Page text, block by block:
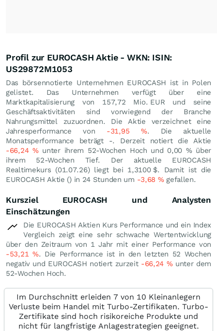
Profil zur EUROCASH Aktie - WKN: ISIN:
US29872M1053
Das börsennotierte Unternehmen EUROCASH ist in Polen
gelistet. Das Unternehmen verfügt über eine
Marktkapitalisierung von 157,72 Mio. EUR und seine
Geschäftsaktivitäten sind vorwiegend der Branche
Nahrungsmittel zuzuordnen. Die Aktie verzeichnet eine
Jahresperformance von -31,95 %. Die aktuelle
Monatsperformance beträgt -. Derzeit notiert die Aktie
-66,24 %unter ihrem 52-Wochen Hoch und 0,00 %über
ihrem 52-Wochen Tief. Der aktuelle EUROCASH
Realtimekurs (01.07.26) liegt bei 1,3100 $. Damit ist die
EUROCASH Aktie () in 24 Stunden um -3,68 %gefallen.
Kursziel EUROCASH und Analysten
Einschätzungen
Die EUROCASH Aktien Kurs Performance und ein Index
Vergleich zeigt eine sehr schwache Wertentwicklung
über den Zeitraum von 1 Jahr mit einer Performance von
-53,21 %. Die Performance ist in den letzten 52 Wochen
negativ und EUROCASH notiert zurzeit -66,24 %unter dem
52-Wochen Hoch.
Im Durchschnitt erleiden 7 von 10 Kleinanlegern
Verluste beim Handel mit Turbo-Zertifikaten. Turbo-
Zertifikate sind hoch risikoreiche Produkte und
nicht für langfristige Anlagestrategien geeignet.